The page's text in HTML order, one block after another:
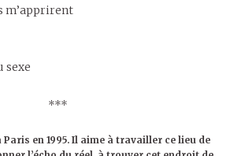
m’apprirent
sexe
***
Paris en 1995. Il aime à travailler ce lieu de